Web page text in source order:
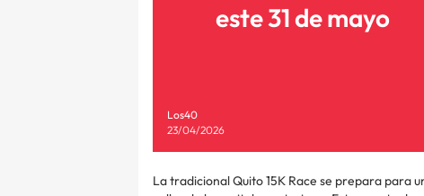
este 31 de mayo
Los40
23/04/2026
La tradicional Quito 15K Race se prepara para